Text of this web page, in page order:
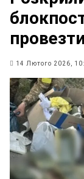
провезти
14 Лютого 2026,